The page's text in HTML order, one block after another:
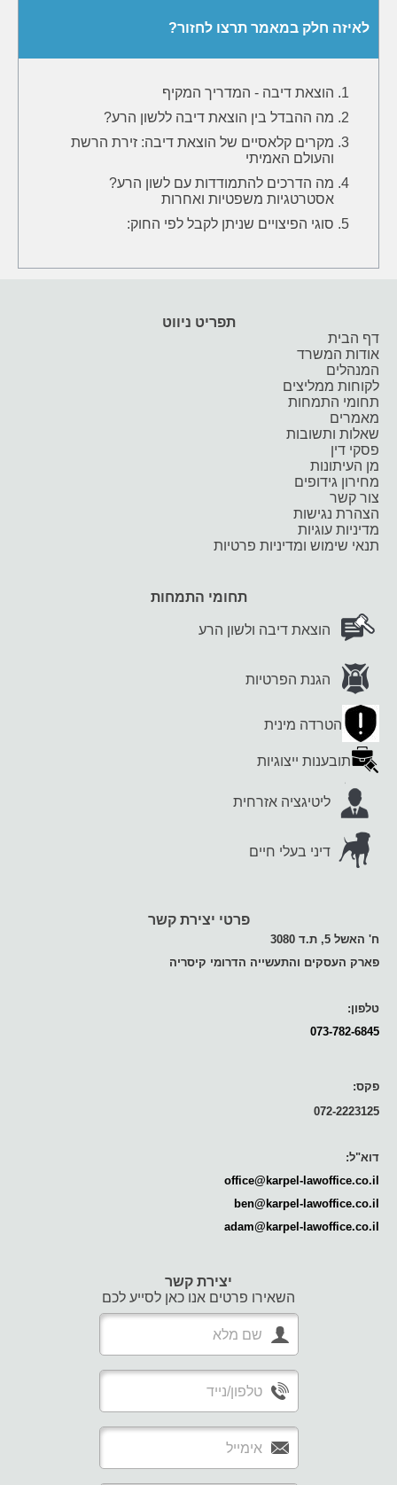
לאיזה חלק במאמר תרצו לחזור?
הוצאת דיבה - המדריך המקיף
מה ההבדל בין הוצאת דיבה ללשון הרע?
מקרים קלאסיים של הוצאת דיבה: זירת הרשת
והעולם האמיתי
מה הדרכים להתמודדות עם לשון הרע?
אסטרטגיות משפטיות ואחרות
סוגי הפיצויים שניתן לקבל לפי החוק:
תפריט ניווט
דף הבית
אודות המשרד
המנהלים
לקוחות ממליצים
תחומי התמחות
מאמרים
שאלות ותשובות
פסקי דין
מן העיתונות
מחירון גידופים
צור קשר
הצהרת נגישות
מדיניות עוגיות
תנאי שימוש ומדיניות פרטיות
תחומי התמחות
הוצאת דיבה ולשון הרע
הגנת הפרטיות
הטרדה מינית
תובענות ייצוגיות
ליטיגציה אזרחית
דיני בעלי חיים
פרטי יצירת קשר
ח' האשל 5, ת.ד 3080
פארק העסקים והתעשייה הדרומי קיסריה
טלפון:
073-782-6845
פקס:
072-2223125
דוא"ל:
office@karpel-lawoffice.co.il
ben@karpel-lawoffice.co.il
adam@karpel-lawoffice.co.il
יצירת קשר
השאירו פרטים אנו כאן לסייע לכם